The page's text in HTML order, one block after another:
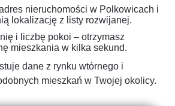
nieruchomości w Polkowicach i
lokalizację z listy rozwijanej.
i liczbę pokoi – otrzymasz
mieszkania w kilka sekund.
dane z rynku wtórnego i
mieszkań w Twojej okolicy.